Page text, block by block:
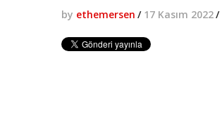
by ethemersen / 17 Kasım 2022/